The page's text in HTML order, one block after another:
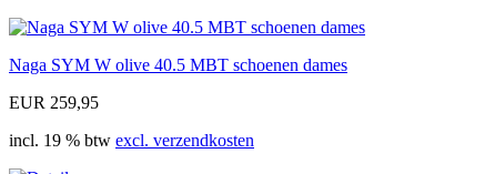
Naga SYM W olive 40.5 MBT schoenen dames
EUR 259,95
incl. 19 % btw excl. verzendkosten